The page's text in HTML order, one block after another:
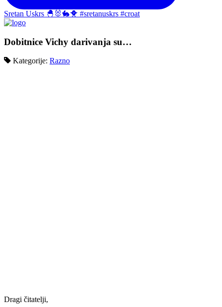
Sretan Uskrs 🐣🐰🐇🐥 #sretanuskrs #croat
Dobitnice Vichy darivanja su…
Kategorije: Razno
Dragi čitatelji,